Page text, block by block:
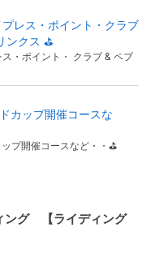
プレス・ポイント・クラブ
ンクス ⛳
ス・ポイント・ クラブ & ペブ
カップ開催コースな
プ開催コースなど・・⛳
ング 【ライディング